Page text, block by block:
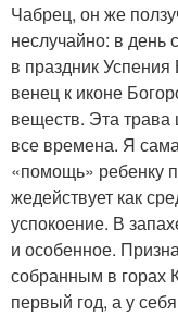
Чабрец, он же
неслучайно: в
в праздник
венец к иконе
веществ. Эта трава
все времена. Я
«помощь» ребенку
жедействует как
успокоение. В
и особенное.
собранным в горах
первый год, а у